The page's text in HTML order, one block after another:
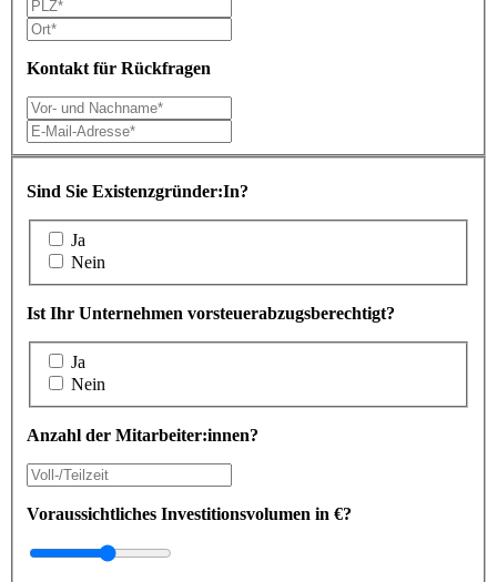
Kontakt für Rückfragen
Sind Sie Existenzgründer:In?
Ja
Nein
Ist Ihr Unternehmen vorsteuerabzugsberechtigt?
Ja
Nein
Anzahl der Mitarbeiter:innen?
Voraussichtliches Investitionsvolumen in €?